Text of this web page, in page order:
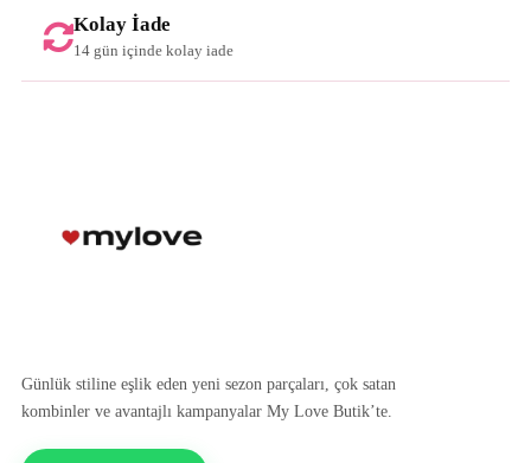
Kolay İade
14 gün içinde kolay iade
Günlük stiline eşlik eden yeni sezon parçaları, çok satan
kombinler ve avantajlı kampanyalar My Love Butik’te.